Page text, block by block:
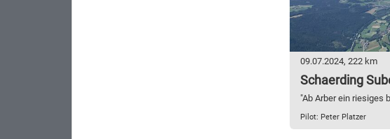
09.07.2024, 222 km
Schaerding
"Ab Arber ein riesiges
Pilot: Peter Platzer